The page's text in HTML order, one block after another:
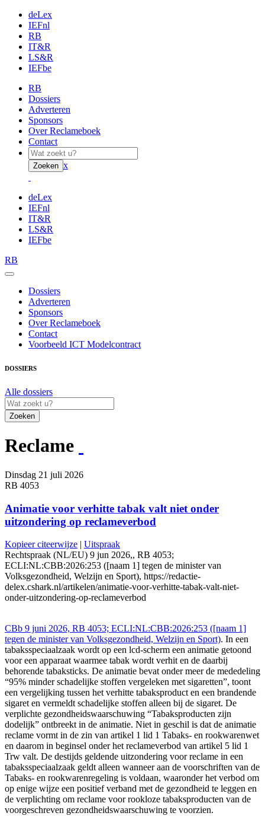
deLex
IEFnl
RB
IT&R
LS&R
IEFbe
RB
Dossiers
Adverteren
Sponsors
Over Reclameboek
Contact
Zoeken x
deLex
IEFnl
IT&R
LS&R
IEFbe
RB
Dossiers
Adverteren
Sponsors
Over Reclameboek
Contact
Voorbeeld ICT Modelcontract
DOSSIERS
Alle dossiers
Zoeken
Reclame
Dinsdag 21 juli 2026
RB 4053
Animatie voor verhitte tabak valt niet onder
uitzondering op reclameverbod
Kopieer citeerwijze | Uitspraak
Rechtspraak (NL/EU) 9 jun 2026,, RB 4053;
ECLI:NL:CBB:2026:253 ([naam 1] tegen de minister van
Volksgezondheid, Welzijn en Sport), https://redactie-
delex.cshark.nl/artikelen/animatie-voor-verhitte-tabak-valt-niet-
onder-uitzondering-op-reclameverbod
CBb 9 juni 2026, RB 4053; ECLI:NL:CBB:2026:253 ([naam 1]
tegen de minister van Volksgezondheid, Welzijn en Sport). In een
tabaksspeciaalzaak wordt op een lcd-scherm een animatie getoond
voor een apparaat waarmee tabak wordt verhit en de daarbij
behorende tabaksticks. De animatie bevat onder meer de mededeling
“95% minder schadelijke stoffen vergeleken met sigaretten”, toont
een vergelijking tussen het verhitte tabaksproduct en een brandende
sigaret en vermeldt schadelijke stoffen alleen bij de sigaret. De
verplichte gezondheidswaarschuwing “Tabaksproducten zijn
dodelijk” ontbreekt in de animatie. Niet in geschil is dat de animatie
reclame vormt in de zin van artikel 1 lid 1 Tabaks- en rookwarenwet
en daarom in beginsel onder het reclameverbod van artikel 5 lid 1
Trw valt. De destijds geldende uitzondering voor reclame in een
tabaksspeciaalzaak geldt alleen wanneer aan de voorschriften van de
Tabaks- en rookwarenregeling is voldaan, waaronder het verbod om
op enige wijze een positief verband met de gezondheid te leggen en
de verplichting om reclame voor rookloze tabaksproducten van de
voorgeschreven gezondheidswaarschuwing te voorzien.